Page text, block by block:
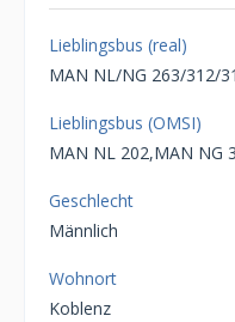
Lieblingsbus (real)
MAN NL/NG 263/312/
Lieblingsbus (OMSI)
MAN NL 202,MAN NG
Geschlecht
Männlich
Wohnort
Koblenz